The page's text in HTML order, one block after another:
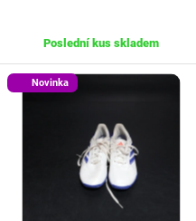
Poslední kus skladem
Novinka